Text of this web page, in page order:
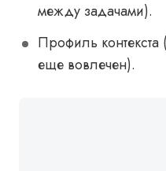
между задачами).
Профиль контекста
еще вовлечен).